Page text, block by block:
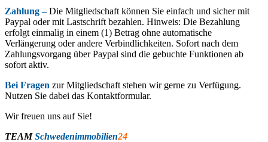
Zahlung –Die Mitgliedschaft können Sie einfach und sicher mit
Paypal oder mit Lastschrift bezahlen. Hinweis: Die Bezahlung
erfolgt einmalig in einem (1) Betrag ohne automatische
Verlängerung oder andere Verbindlichkeiten. Sofort nach dem
Zahlungsvorgang über Paypal sind die gebuchte Funktionen ab
sofort aktiv.
Bei Fragen zur Mitgliedschaft stehen wir gerne zu Verfügung.
Nutzen Sie dabei das Kontaktformular.
Wir freuen uns auf Sie!
TEAMSchwedenimmobilien24